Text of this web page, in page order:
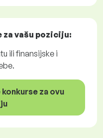
za vašu poziciju:
ili finansijske i
za ovu